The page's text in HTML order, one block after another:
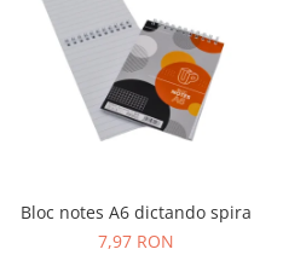
Bloc notes A6 dictando spira
7,97 RON